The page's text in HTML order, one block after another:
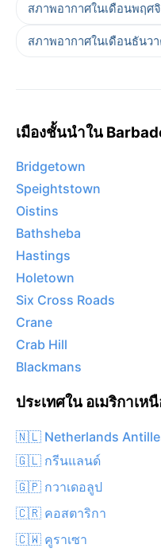
สภาพอากาศในเดือนพฤศ
สภาพอากาศในเดือนธันว
เมืองชั้นนำใน
Bridgetown
Speightstown
Oistins
Bathsheba
Hastings
Holetown
Six Cross Roads
Crane
Crab Hill
Blackmans
ประเทศใน อเมริกาเห
🇳🇱 Netherlands
🇬🇱 กรีนแลนด์
🇬🇵 กวาเดอลูป
🇨🇷 คอสตาริกา
🇨🇼 คูราเซา